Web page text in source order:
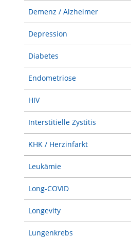
Demenz / Alzheimer
Depression
Diabetes
Endometriose
HIV
Interstitielle Zystitis
KHK / Herzinfarkt
Leukämie
Long-COVID
Longevity
Lungenkrebs